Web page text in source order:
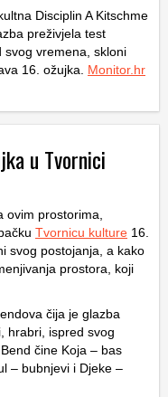
Disciplin A Kitschme
preživjela test
svog vremena, skloni
16. ožujka. Monitor.hr
u Tvornici
ovim prostorima,
Tvornicu kulture 16.
svog postojanja, a kako
prostora, koji
čija je glazba
hrabri, ispred svog
čine Koja – bas
– bubnjevi i Djeke –